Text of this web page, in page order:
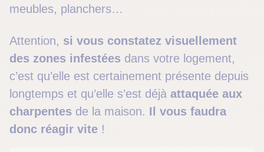
meubles, planchers…
Attention, si vous constatez visuellement
des zones infestées dans votre logement,
c’est qu’elle est certainement présente depuis
longtemps et qu’elle s’est déjà attaquée aux
charpentes de la maison. Il vous faudra
donc réagir vite !